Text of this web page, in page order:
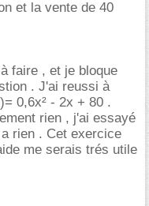
et la vente de 40
faire , et je bloque
. J'ai reussi à
0,6x² - 2x + 80 .
rien , j'ai essayé
rien . Cet exercice
me serais trés utile